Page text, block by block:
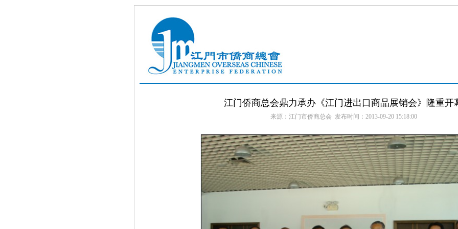
江门侨商总会鼎力承办《江门进出口商品展销会》隆重开
来源：江门市侨商总会 发布时间：2013-09-20 15:18:00